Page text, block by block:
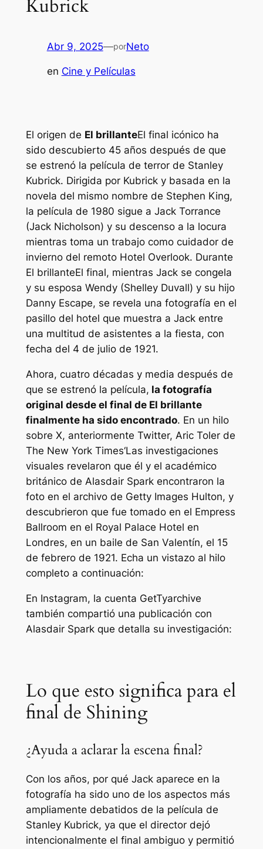
Kubrick
Abr 9, 2025—porNeto
en Cine y Películas
El origen de El brillanteEl final icónico ha
sido descubierto 45 años después de que
se estrenó la película de terror de Stanley
Kubrick. Dirigida por Kubrick y basada en la
novela del mismo nombre de Stephen King,
la película de 1980 sigue a Jack Torrance
(Jack Nicholson) y su descenso a la locura
mientras toma un trabajo como cuidador de
invierno del remoto Hotel Overlook. Durante
El brillanteEl final, mientras Jack se congela
y su esposa Wendy (Shelley Duvall) y su hijo
Danny Escape, se revela una fotografía en el
pasillo del hotel que muestra a Jack entre
una multitud de asistentes a la fiesta, con
fecha del 4 de julio de 1921.
Ahora, cuatro décadas y media después de
que se estrenó la película, la fotografía
original desde el final de El brillante
finalmente ha sido encontrado. En un hilo
sobre X, anteriormente Twitter, Aric Toler de
The New York Times‘Las investigaciones
visuales revelaron que él y el académico
británico de Alasdair Spark encontraron la
foto en el archivo de Getty Images Hulton, y
descubrieron que fue tomado en el Empress
Ballroom en el Royal Palace Hotel en
Londres, en un baile de San Valentín, el 15
de febrero de 1921. Echa un vistazo al hilo
completo a continuación:
En Instagram, la cuenta GetTyarchive
también compartió una publicación con
Alasdair Spark que detalla su investigación:
Lo que esto significa para el
final de Shining
¿Ayuda a aclarar la escena final?
Con los años, por qué Jack aparece en la
fotografía ha sido uno de los aspectos más
ampliamente debatidos de la película de
Stanley Kubrick, ya que el director dejó
intencionalmente el final ambiguo y permitió